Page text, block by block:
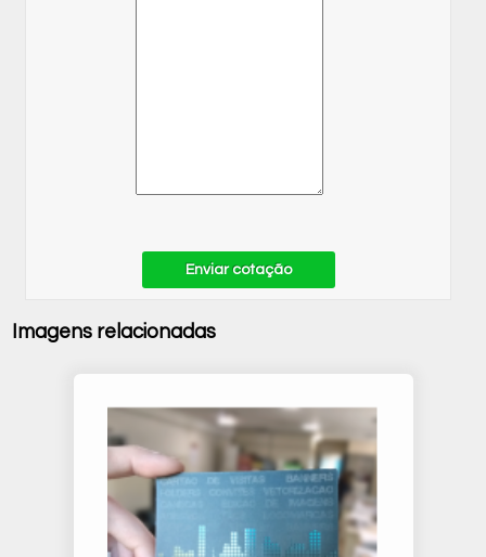
Enviar cotação
Imagens relacionadas